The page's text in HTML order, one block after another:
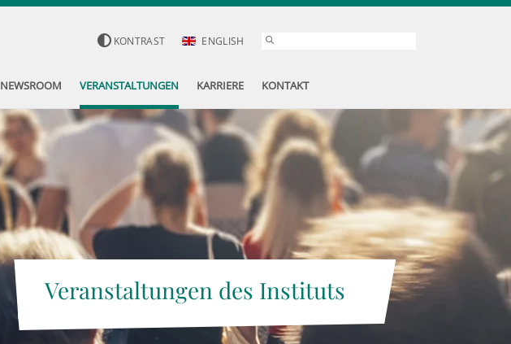
KONTRAST ENGLISH
NEWSROOM VERANSTALTUNGEN KARRIERE KONTAKT
Veranstaltungen des Instituts